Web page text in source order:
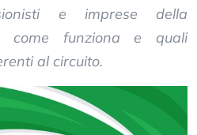
e imprese della
come funziona e quali
al circuito.